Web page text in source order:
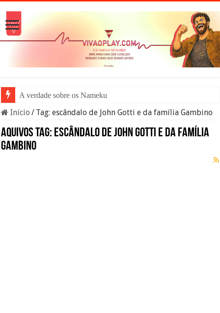
A verdade sobre os Namekuseijins
Início / Tag:escândalo de John Gotti e da família Gambino
Aquivos tag: escândalo de John Gotti e da família
Gambino